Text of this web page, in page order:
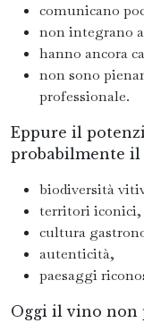
comunicano
non integrano
hanno ancora
non sono
professionale.
Eppure il
probabilmente
biodiversità
territori iconici,
cultura
autenticità,
paesaggi
Oggi il vino non